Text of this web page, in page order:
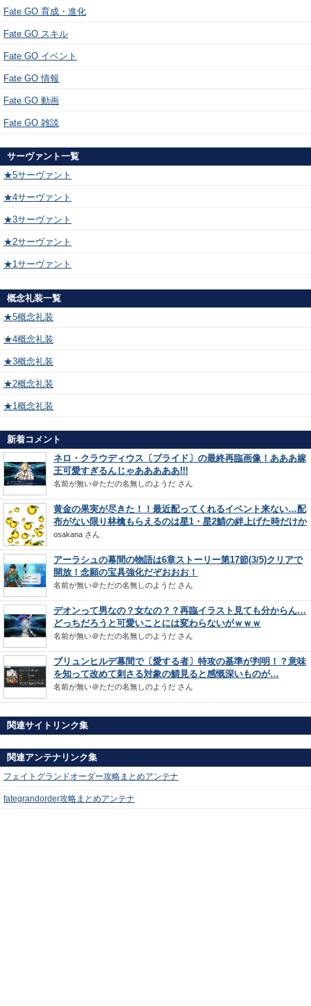
Fate GO 育成・進化
Fate GO スキル
Fate GO イベント
Fate GO 情報
Fate GO 動画
Fate GO 雑談
サーヴァント一覧
★5サーヴァント
★4サーヴァント
★3サーヴァント
★2サーヴァント
★1サーヴァント
概念礼装一覧
★5概念礼装
★4概念礼装
★3概念礼装
★2概念礼装
★1概念礼装
新着コメント
ネロ・クラウディウス〔ブライド〕の最終再臨画像！あああ嫁
王可愛すぎるんじゃあああああ!!!
名前が無い＠ただの名無しのようだ さん
黄金の果実が尽きた！！最近配ってくれるイベント来ない…配
布がない限り林檎もらえるのは星1・星2鯖の絆上げた時だけか
osakana さん
アーラシュの幕間の物語は6章ストーリー第17節(3/5)クリアで
開放！念願の宝具強化だぞおおお！
名前が無い＠ただの名無しのようだ さん
デオンって男なの？女なの？？再臨イラスト見ても分からん…
どっちだろうと可愛いことには変わらないがｗｗｗ
名前が無い＠ただの名無しのようだ さん
ブリュンヒルデ幕間で〔愛する者〕特攻の基準が判明！？意味
を知って改めて刺さる対象の鯖見ると感慨深いものが…
名前が無い＠ただの名無しのようだ さん
関連サイトリンク集
関連アンテナリンク集
フェイトグランドオーダー攻略まとめアンテナ
fategrandorder攻略まとめアンテナ